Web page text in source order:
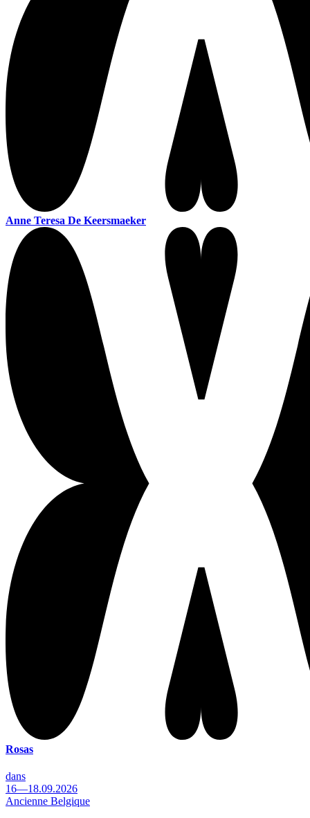
Anne Teresa De Keersmaeker
Rosas
dans
16—18.09.2026
Ancienne Belgique